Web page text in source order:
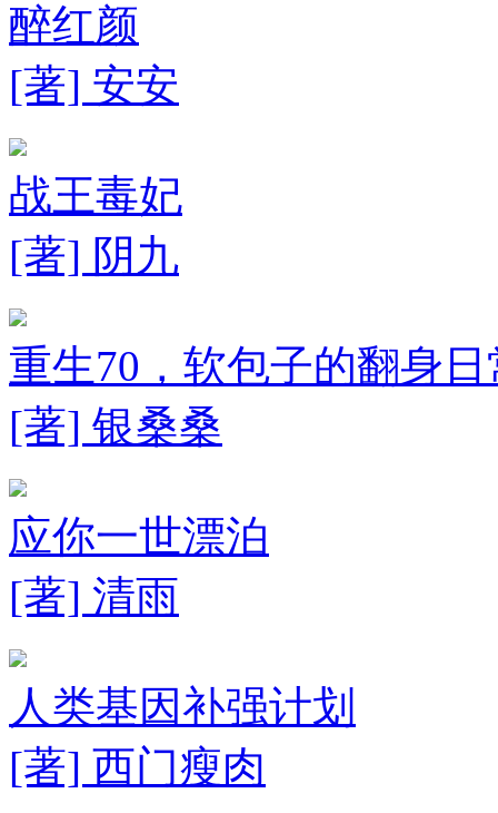
醉红颜
[著] 安安
战王毒妃
[著] 阴九
重生70，软包子的翻身日
[著] 银桑桑
应你一世漂泊
[著] 清雨
人类基因补强计划
[著] 西门瘦肉